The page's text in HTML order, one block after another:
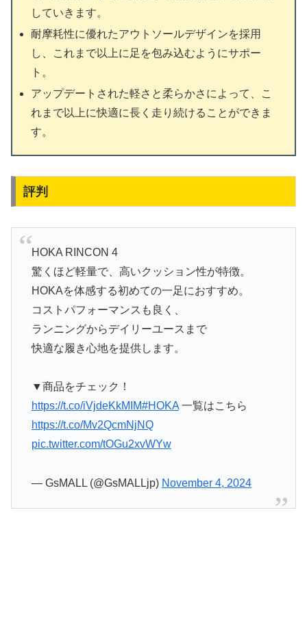
していきます。
耐摩耗性に優れたアウトソールデザインを採用
し、これまで以上に足を包み込むようにサポー
ト。
アップデートされた軽さと柔らかさによって、こ
れまで以上に快適に長く走り続けることができま
す。
評判
HOKA RINCON 4
驚くほど軽量で、高いクッション性が特徴。
HOKAを体感する初めての一足におすすめ。
コストパフォーマンスも良く、
ランニングからデイリーユースまで
快適な履き心地を提供します。
▼商品をチェック！
https://t.co/iVjdeKkMIM#HOKA一覧はこちら
https://t.co/Mv2QcmNjNQ
pic.twitter.com/tOGu2xvWYw
— GsMALL (@GsMALLjp) November 4, 2024